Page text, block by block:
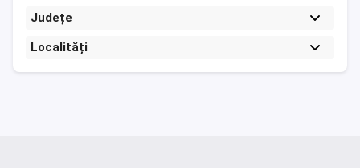
Județe
Localități